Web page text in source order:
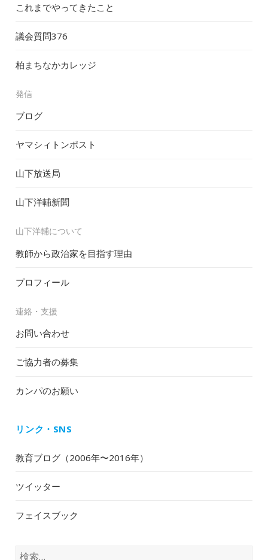
これまでやってきたこと
議会質問376
柏まちなかカレッジ
発信
ブログ
ヤマシィトンポスト
山下放送局
山下洋輔新聞
山下洋輔について
教師から政治家を目指す理由
プロフィール
連絡・支援
お問い合わせ
ご協力者の募集
カンパのお願い
リンク・SNS
教育ブログ（2006年〜2016年）
ツイッター
フェイスブック
検